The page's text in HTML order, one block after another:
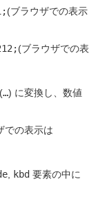
(ブラウザでの表示
(ブラウザでの表
(…) に変換し、数値
での表示は
kbd 要素の中に